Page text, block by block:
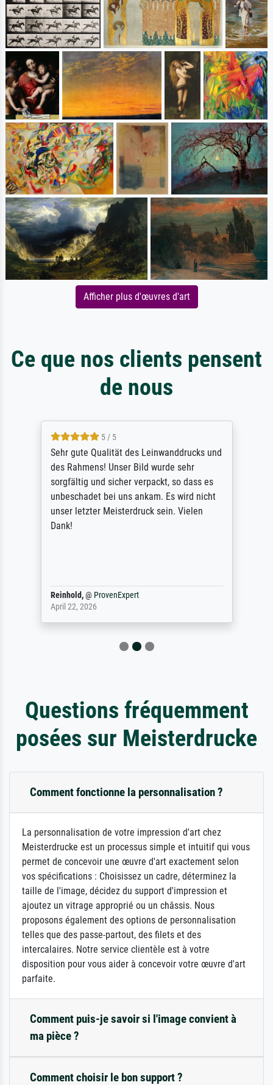
Afficher plus d'œuvres d'art
Ce que nos clients pensent
de nous
5 / 5
Sehr gute Qualität des Leinwanddrucks und
des Rahmens! Unser Bild wurde sehr
sorgfältig und sicher verpackt, so dass es
unbeschadet bei uns ankam. Es wird nicht
unser letzter Meisterdruck sein. Vielen
Dank!
Reinhold,@ ProvenExpert
April 22, 2026
Questions fréquemment
posées sur Meisterdrucke
Comment fonctionne la personnalisation ?
La personnalisation de votre impression d'art chez
Meisterdrucke est un processus simple et intuitif qui vous
permet de concevoir une œuvre d'art exactement selon
vos spécifications : Choisissez un cadre, déterminez la
taille de l'image, décidez du support d'impression et
ajoutez un vitrage approprié ou un châssis. Nous
proposons également des options de personnalisation
telles que des passe-partout, des filets et des
intercalaires. Notre service clientèle est à votre
disposition pour vous aider à concevoir votre œuvre d'art
parfaite.
Comment puis-je savoir si l'image convient à
ma pièce ?
Comment choisir le bon support ?